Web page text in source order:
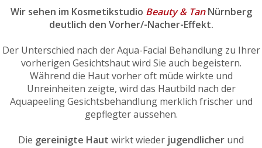
Wir sehen im Kosmetikstudio Beauty & TanNürnberg
deutlich den Vorher/-Nacher-Effekt.
Der Unterschied nach der Aqua-Facial Behandlung zu Ihrer
vorherigen Gesichtshaut wird Sie auch begeistern.
Während die Haut vorher oft müde wirkte und
Unreinheiten zeigte, wird das Hautbild nach der
Aquapeeling Gesichtsbehandlung merklich frischer und
gepflegter aussehen.
Die gereinigte Haut wirkt wieder jugendlicher und